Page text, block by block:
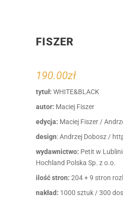
FISZER
190.00zł
tytuł: WHITE&BLACK
autor: Maciej Fiszer
edycja: Maciej Fiszer /
design: Andrzej Dobosz /
wydawnictwo: Petit w
Hochland Polska Sp. z o.o.
ilość stron: 204 + 9 stron
nakład: 1000 sztuk / 300